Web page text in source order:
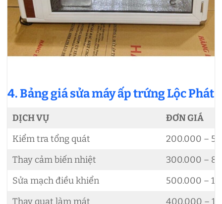
4. Bảng giá sửa máy ấp trứng Lộc Phát
DỊCH VỤ
ĐƠN GIÁ
Kiểm tra tổng quát
200.000 –
Thay cảm biến nhiệt
300.000 –
Sửa mạch điều khiển
500.000 –
Thay quạt làm mát
400.000 –